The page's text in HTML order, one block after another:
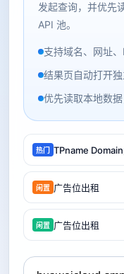
发起查询，并优先
API 池。
支持域名、网址
结果页自动打开独
优先读取本地数据
热门 TPname
闲置 广告位出租
闲置 广告位出租